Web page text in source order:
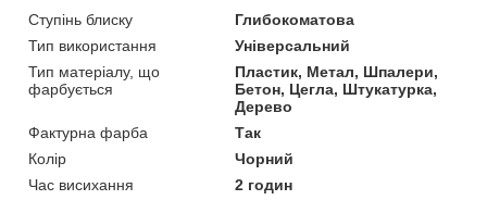
Ступінь блиску
Глибокоматова
Тип використання
Універсальний
Тип матеріалу, що
фарбується
Пластик, Метал, Шпалери,
Бетон, Цегла, Штукатурка,
Дерево
Фактурна фарба
Так
Колір
Чорний
Час висихання
2 годин